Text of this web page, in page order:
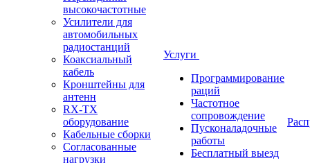
высокочастотные
Усилители для
автомобильных
радиостанций
Коаксиальный
кабель
Кронштейны для
антенн
RX-TX
оборудование
Кабельные сборки
Согласованные
нагрузки
Услуги
Программирование
раций
Частотное
сопровождение
Пусконаладочные
работы
Бесплатный выезд